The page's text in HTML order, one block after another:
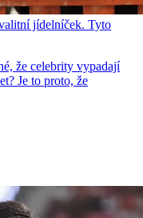
jídelníček. Tyto
že celebrity vypadají
Je to proto, že